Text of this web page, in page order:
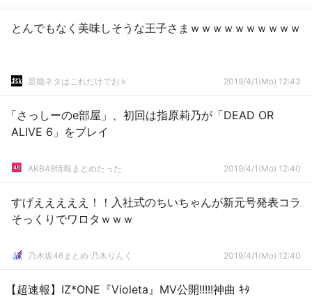
とんでもなく美味しそうな王子さまｗｗｗｗｗｗｗｗｗｗ
芸能ネタはこれだけでおｋ 2019/4/1(Mo) 12:43
「さっしーのe部屋」、初回は指原莉乃が「DEAD OR
ALIVE 6」をプレイ
AKB48情報まとめたった 2019/4/1(Mo) 12:40
すげえええええ！！入社式のちいちゃんが新元号発表コラ
そっくりでワロタｗｗｗ
乃木坂46まとめ 乃木りんく 2019/4/1(Mo) 12:40
【超速報】IZ*ONE『Violeta』MV公開!!!!!神曲 ｷﾀ